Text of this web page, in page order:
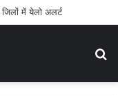
में येलो अलर्ट